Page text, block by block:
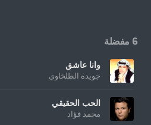
6 مفضلة
وانا عاشق
جويده الطلخاوي
الحب الحقيقي
محمد فؤاد